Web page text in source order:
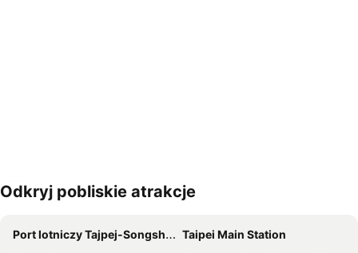
Powiększ mapę
Odkryj pobliskie atrakcje
Port lotniczy Tajpej-Songshan
Taipei Main Station